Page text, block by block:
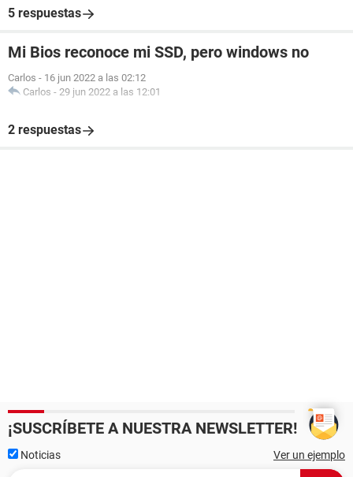
5 respuestas
Mi Bios reconoce mi SSD, pero windows no
Carlos - 16 jun 2022 a las 02:12
Carlos - 29 jun 2022 a las 12:01
2 respuestas
¡SUSCRÍBETE A NUESTRA NEWSLETTER!
Noticias Ver un ejemplo